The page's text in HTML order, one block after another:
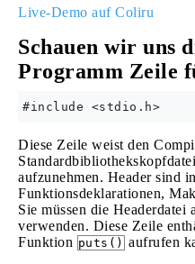
Live-Demo auf Coliru
Schauen wir uns
Programm Zeile
Diese Zeile weist den
Standardbibliothekskopfdatei
aufzunehmen. Header sind
Funktionsdeklarationen,
Sie müssen die Headerdatei
verwenden. Diese Zeile
Funktion puts() aufrufen